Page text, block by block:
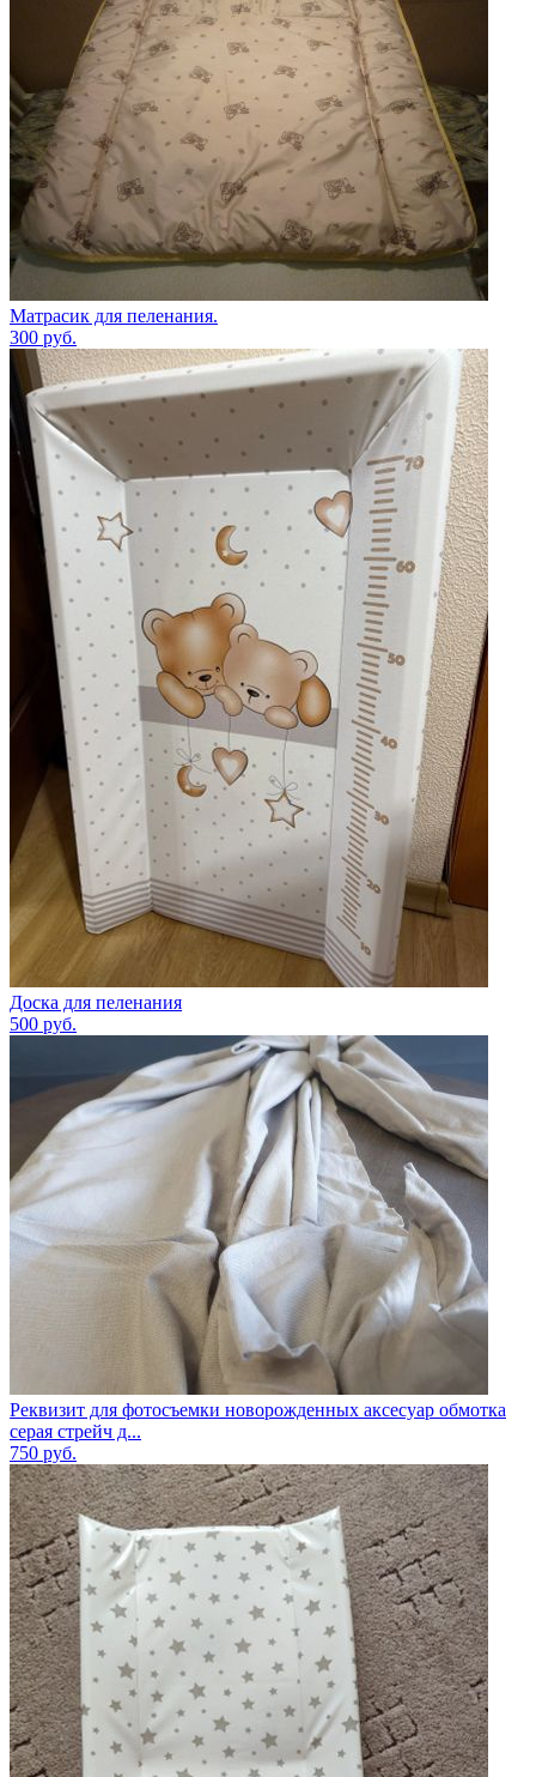
Матрасик для пеленания.
300 руб.
Доска для пеленания
500 руб.
Реквизит для фотосъемки новорожденных аксесуар обмотка
серая стрейч д...
750 руб.